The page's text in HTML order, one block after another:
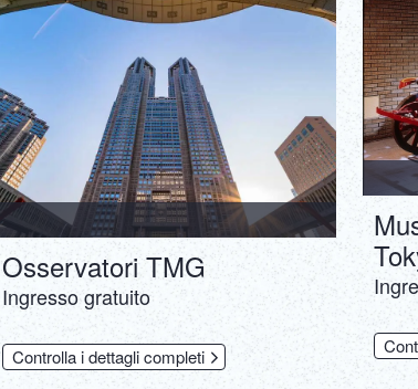
Osservatori TMG
Ingresso gratuito
Controlla i dettagli completi